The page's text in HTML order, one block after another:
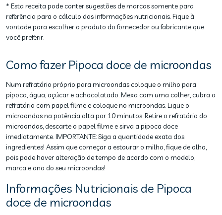
* Esta receita pode conter sugestões de marcas somente para
referência para o cálculo das informações nutricionais. Fique à
vontade para escolher o produto do fornecedor ou fabricante que
você preferir.
Como fazer Pipoca doce de microondas
Num refratário próprio para microondas coloque o milho para
pipoca, água, açúcar e achocolatado. Mexa com uma colher, cubra o
refratário com papel filme e coloque no microondas. Ligue o
microondas na potência alta por 10 minutos. Retire o refratário do
microondas, descarte o papel filme e sirva a pipoca doce
imediatamente. IMPORTANTE: Siga a quantidade exata dos
ingredientes! Assim que começar a estourar o milho, fique de olho,
pois pode haver alteração de tempo de acordo com o modelo,
marca e ano do seu microondas!
Informações Nutricionais de Pipoca
doce de microondas